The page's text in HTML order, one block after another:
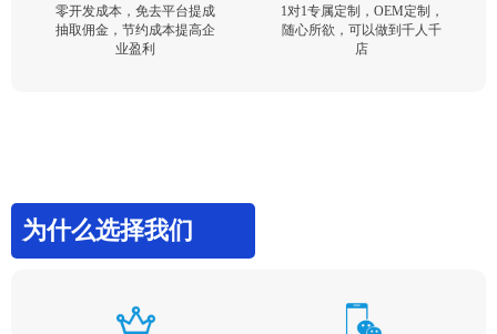
零开发成本，免去平台提成
抽取佣金，节约成本提高企
业盈利
1对1专属定制，OEM定制，
随心所欲，可以做到千人千
店
为什么选择我们